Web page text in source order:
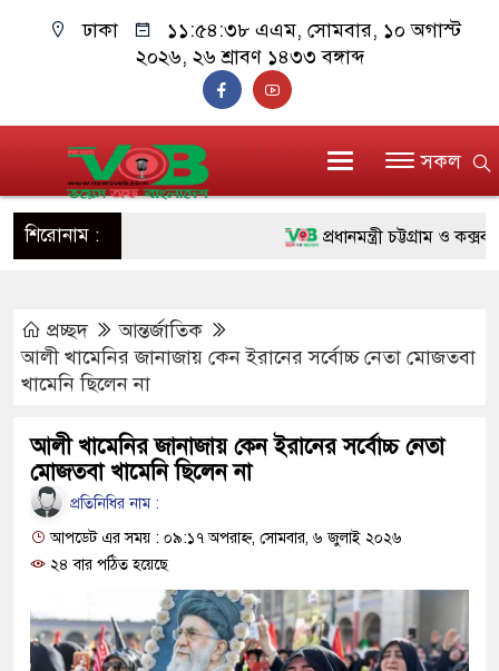
ঢাকা ১১:৫৪:৩৯ এএম, সোমবার, ১০ অগাস্ট
২০২৬, ২৬ শ্রাবণ ১৪৩৩ বঙ্গাব্দ
সকল
শিরোনাম : প্রধানমন্ত্রী চট্টগ্রাম ও
সিল-স্বাক্ষর জালিয়াতি চক্রের পাঁচ
উদ্ধার
প্রচ্ছদ
আন্তর্জাতিক
আলী খামেনির জানাজায় কেন ইরানের সর্বোচ্চ নেতা মোজতবা
খামেনি ছিলেন না
আলী খামেনির জানাজায় কেন ইরানের সর্বোচ্চ নেতা
মোজতবা খামেনি ছিলেন না
প্রতিনিধির নাম :
আপডেট এর সময় : ০৯:১৭ অপরাহ্ন, সোমবার, ৬ জুলাই ২০২৬
২৪ বার পঠিত হয়েছে